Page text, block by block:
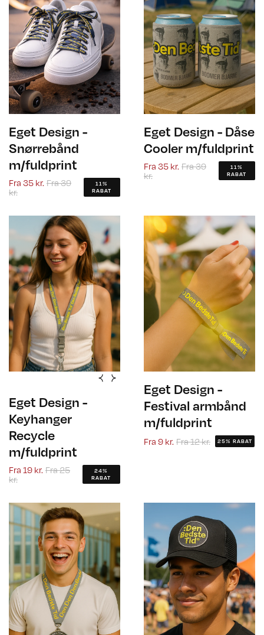
Eget Design -
Snørrebånd
m/fuldprint
Fra 35 kr. Fra39
kr.
11%
RABAT
Eget Design - Dåse
Cooler m/fuldprint
Fra 35 kr. Fra39
kr.
11%
RABAT
Eget Design -
Keyhanger
Recycle
m/fuldprint
Fra 19 kr. Fra25
kr.
24%
RABAT
Eget Design -
Festival armbånd
m/fuldprint
Fra 9 kr. Fra12 kr. 25% RABAT